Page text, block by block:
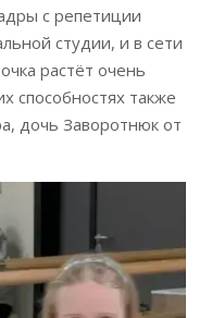
с репетиции
студии, и в сети
растёт очень
способностях также
дочь Заворотнюк от